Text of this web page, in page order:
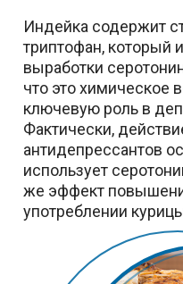
Индейка содержит
триптофан, который
выработки
что это химическое
ключевую роль в
Фактически,
антидепрессантов
использует
же эффект
употреблении